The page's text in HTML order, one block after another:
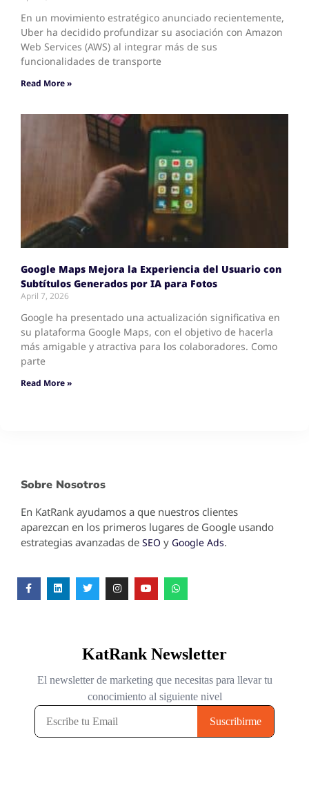
En un movimiento estratégico anunciado recientemente,
Uber ha decidido profundizar su asociación con Amazon
Web Services (AWS) al integrar más de sus
funcionalidades de transporte
Read More »
Google Maps Mejora la Experiencia del Usuario con
Subtítulos Generados por IA para Fotos
April 7, 2026
Google ha presentado una actualización significativa en
su plataforma Google Maps, con el objetivo de hacerla
más amigable y atractiva para los colaboradores. Como
parte
Read More »
Sobre Nosotros
En KatRank ayudamos a que nuestros clientes
aparezcan en los primeros lugares de Google usando
estrategias avanzadas de SEO y Google Ads.